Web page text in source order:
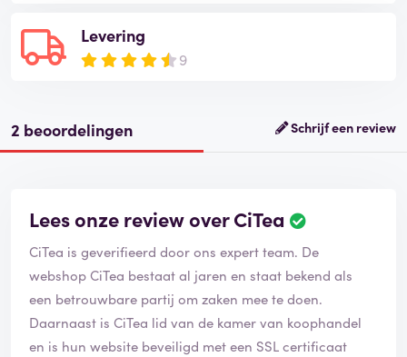
Levering
9
2 beoordelingen Schrijf een review
Lees onze review over CiTea
CiTea is geverifieerd door ons expert team. De
webshop CiTea bestaat al jaren en staat bekend als
een betrouwbare partij om zaken mee te doen.
Daarnaast is CiTea lid van de kamer van koophandel
en is hun website beveiligd met een SSL certificaat